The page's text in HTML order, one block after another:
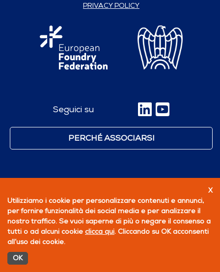
PRIVACY POLICY
Seguici su
PERCHÉ ASSOCIARSI
X
Utilizziamo i cookie per personalizzare contenuti e annunci,
per fornire funzionalità dei social media e per analizzare il
nostro traffico. Se vuoi saperne di più o negare il consenso a
tutti o ad alcuni cookie clicca qui. Cliccando su OK acconsenti
all’uso dei cookie.
OK